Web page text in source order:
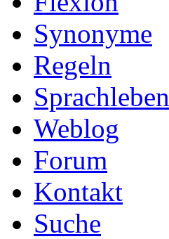
Synonyme
Regeln
Sprachleben
Weblog
Forum
Kontakt
Suche